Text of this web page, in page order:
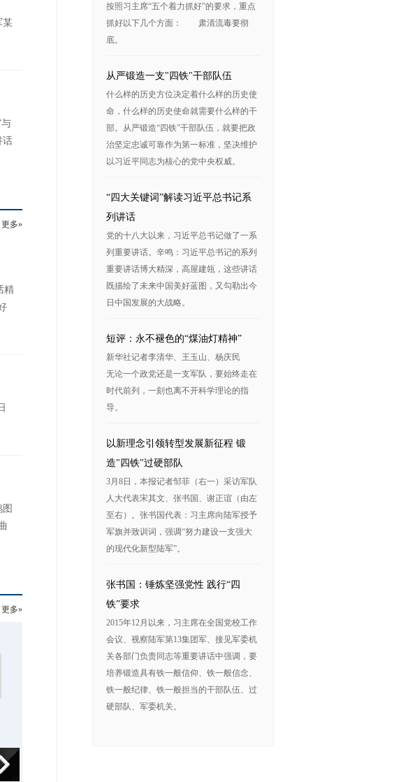
某
话
更多»
精
更多»
按照习主席“五个着力抓好”的要求，重点
抓好以下几个方面： 肃清流毒要彻
底。
从严锻造一支"四铁"干部队伍
什么样的历史方位决定着什么样的历史使
命，什么样的历史使命就需要什么样的干
部。从严锻造“四铁”干部队伍，就要把政
治坚定忠诚可靠作为第一标准，坚决维护
以习近平同志为核心的党中央权威。
“四大关键词”解读习近平总书记系
列讲话
党的十八大以来，习近平总书记做了一系
列重要讲话。辛鸣：习近平总书记的系列
重要讲话博大精深，高屋建瓴，这些讲话
既描绘了未来中国美好蓝图，又勾勒出今
日中国发展的大战略。
短评：永不褪色的“煤油灯精神”
新华社记者李清华、王玉山、杨庆民
无论一个政党还是一支军队，要始终走在
时代前列，一刻也离不开科学理论的指
导。
以新理念引领转型发展新征程 锻
造"四铁"过硬部队
3月8日，本报记者邹菲（右一）采访军队
人大代表宋其文、张书国、谢正谊（由左
至右）。张书国代表：习主席向陆军授予
军旗并致训词，强调“努力建设一支强大
的现代化新型陆军”。
张书国：锤炼坚强党性 践行“四
铁”要求
2015年12月以来，习主席在全国党校工作
会议、视察陆军第13集团军、接见军委机
关各部门负责同志等重要讲话中强调，要
培养锻造具有铁一般信仰、铁一般信念、
铁一般纪律、铁一般担当的干部队伍、过
硬部队、军委机关。